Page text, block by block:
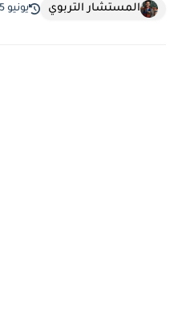
المستشار التربوي يونيو 15, 2024